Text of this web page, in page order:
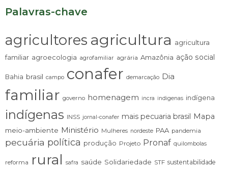
Palavras-chave
agricultores agricultura agricultura
familiar agroecologia agrofamiliar agrária Amazônia ação social
Bahia brasil campo conafer demarcação Dia
familiar governo homenagem incra indigenas indígena
indígenas INSS jornal-conafer mais pecuaria brasil Mapa
meio-ambiente Ministério Mulheres nordeste PAA pandemia
pecuária política produção Projeto Pronaf quilombolas
reforma rural safra saúde Solidariedade STF sustentabilidade